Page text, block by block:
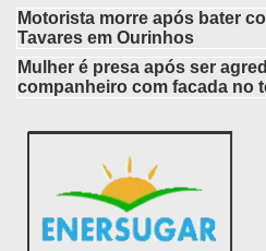
Motorista morre após bater
Tavares em Ourinhos
Mulher é presa após ser
companheiro com facada no